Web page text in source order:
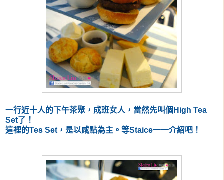
一行近十人的下午茶聚，成班女人，當然先叫個High Tea
Set了！
這裡的Tes Set，是以咸點為主。等Staice一一介紹吧！